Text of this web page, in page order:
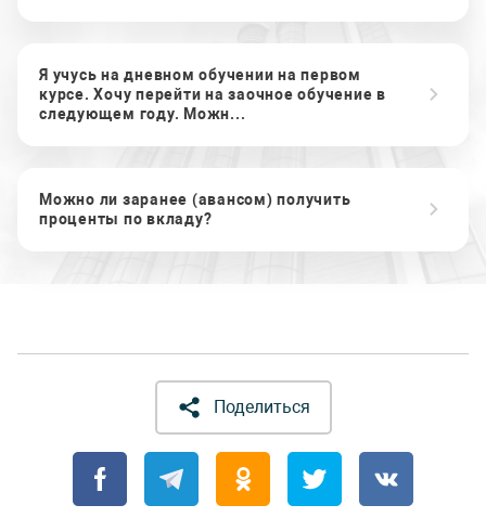
Я учусь на дневном обучении на первом
курсе. Хочу перейти на заочное обучение в
следующем году. Можн...
Можно ли заранее (авансом) получить
проценты по вкладу?
Поделиться